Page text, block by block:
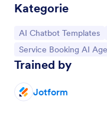
Kategorie
Go to Category:
AI Chatbot Templates
Go to Category:
Service Booking AI
Trained by
Jotform